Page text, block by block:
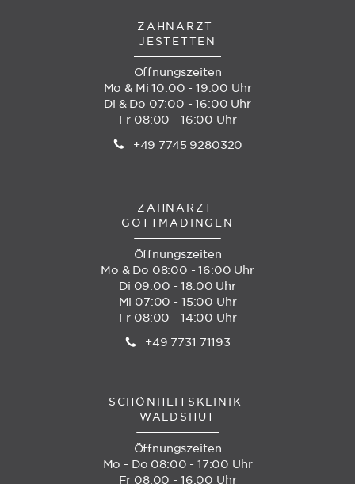
ZAHNARZT
JESTETTEN
Öffnungszeiten
Mo & Mi 10:00 - 19:00 Uhr
Di & Do 07:00 - 16:00 Uhr
Fr 08:00 - 16:00 Uhr
+49 7745 9280320
ZAHNARZT
GOTTMADINGEN
Öffnungszeiten
Mo & Do 08:00 - 16:00 Uhr
Di 09:00 - 18:00 Uhr
Mi 07:00 - 15:00 Uhr
Fr 08:00 - 14:00 Uhr
+49 7731 71193
SCHÖNHEITSKLINIK
WALDSHUT
Öffnungszeiten
Mo - Do 08:00 - 17:00 Uhr
Fr 08:00 - 16:00 Uhr